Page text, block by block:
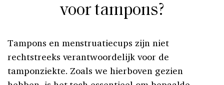
voor tampons?
Tampons en menstruatiecups zijn niet
rechtstreeks verantwoordelijk voor de
tamponziekte. Zoals we hierboven gezien